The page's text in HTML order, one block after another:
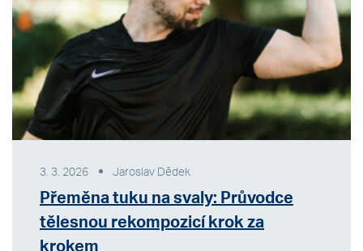
3. 3. 2026 Jaroslav Dědek
Přeměna tuku na svaly: Průvodce
tělesnou rekompozicí krok za
krokem